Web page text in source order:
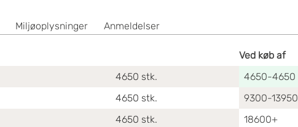
Miljøoplysninger Anmeldelser
4650 stk.
4650 stk.
4650 stk.
Ved køb af
4650-4650
9300-13950
18600+